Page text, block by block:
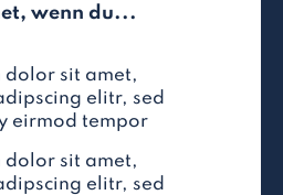
wenn du...
dolor sit amet,
elitr, sed
eirmod tempor
dolor sit amet,
elitr, sed